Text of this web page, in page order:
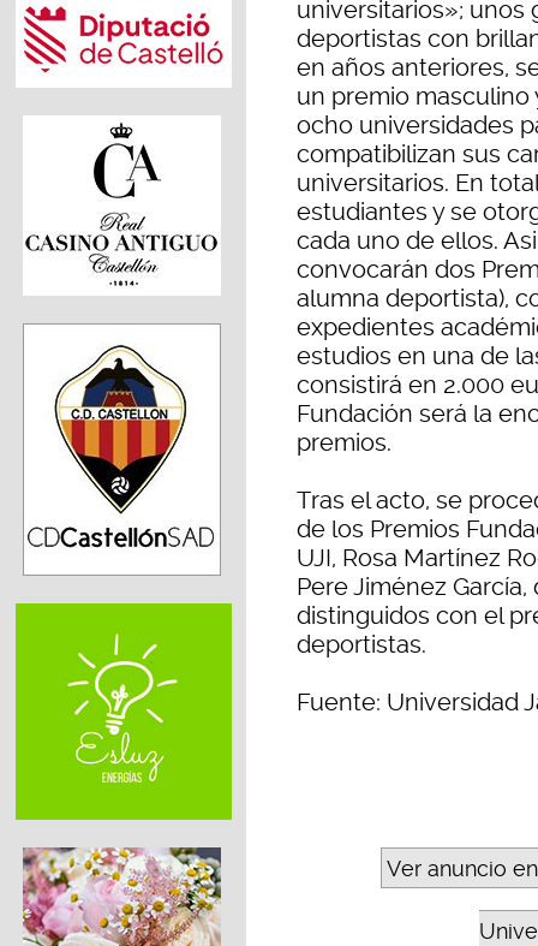
universitarios»; unos
deportistas con
en años anteriores,
un premio
ocho universidades
compatibilizan sus
universitarios. En
estudiantes y se
cada uno de ellos.
convocarán dos
alumna deportista),
expedientes
estudios en una de
consistirá en 2.000
Fundación será la
premios.
Tras el acto, se
de los Premios
UJI, Rosa Martínez
Pere Jiménez
distinguidos con el
deportistas.
Fuente: Universidad
Ver anuncio